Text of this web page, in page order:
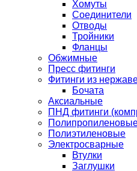
Хомуты
Соединители
Отводы
Тройники
Фланцы
Обжимные
Пресс фитинги
Фитинги из
Бочата
Аксиальные
ПНД фитинги
Полиэтиленовые
Электросварные
Втулки
Заглушки